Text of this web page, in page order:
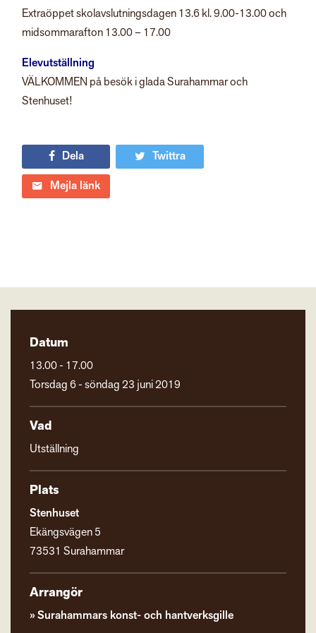
Extraöppet skolavslutningsdagen 13.6 kl. 9.00-13.00 och
midsommarafton 13.00 – 17.00
Elevutställning
VÄLKOMMEN på besök i glada Surahammar och
Stenhuset!
Dela
Twittra
Mejla länk
Datum
13.00 - 17.00
Torsdag 6 - söndag 23 juni 2019
Vad
Utställning
Plats
Stenhuset
Ekängsvägen 5
73531 Surahammar
Arrangör
Surahammars konst- och hantverksgille